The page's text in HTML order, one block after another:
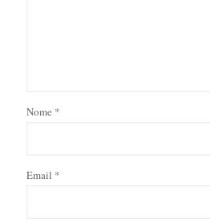
Nome *
Email *